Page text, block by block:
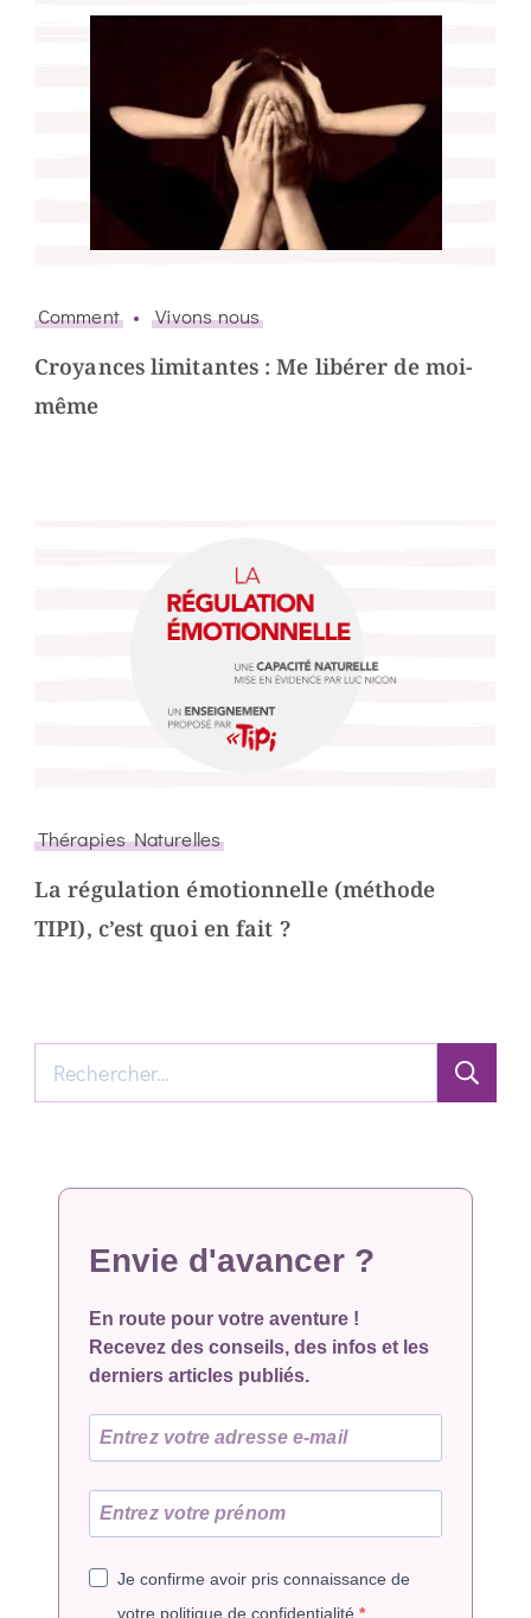
Comment Vivons nous
Croyances limitantes : Me libérer de moi-
même
Thérapies Naturelles
La régulation émotionnelle (méthode
TIPI), c’est quoi en fait ?
Rechercher :
Envie d'avancer ?
En route pour votre aventure !
Recevez des conseils, des infos et les
derniers articles publiés.
Je confirme avoir pris connaissance de
votre politique de confidentialité.